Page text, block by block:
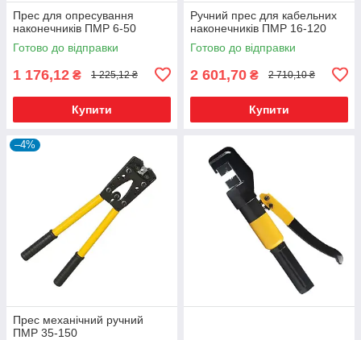
Прес для опресування
наконечників ПМР 6-50
Готово до відправки
1 176,12 ₴ 1 225,12 ₴
Купити
Ручний прес для кабельних
наконечників ПМР 16-120
Готово до відправки
2 601,70 ₴ 2 710,10 ₴
Купити
–4%
Прес механічний ручний
ПМР 35-150